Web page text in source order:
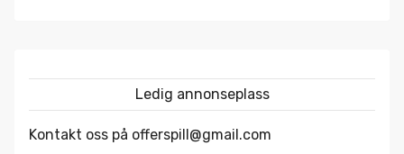
Ledig annonseplass
Kontakt oss på offerspill@gmail.com